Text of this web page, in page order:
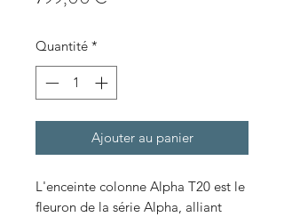
Quantité *
Ajouter au panier
L'enceinte colonne Alpha T20 est le
fleuron de la série Alpha, alliant